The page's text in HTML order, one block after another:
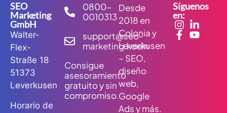
SEO
Marketing
GmbH
Walter-
Flex-
Straße 18
51373
Leverkusen
Horario de
0800-
0010313
support@seo-
marketing.koeln
Consigue
asesoramiento
gratuito y sin
compromiso.
Desde
2018 en
Colonia y
Leverkusen
– SEO,
diseño
web,
Google
Ads y más.
Síguenos
en: